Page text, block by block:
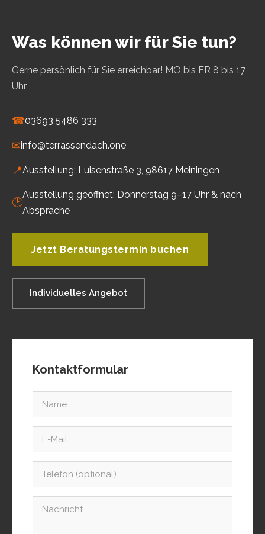
Was können wir für Sie tun?
Gerne persönlich für Sie erreichbar! MO bis FR 8 bis 17
Uhr
☎03693 5486 333
✉info@terrassendach.one
📍Ausstellung: Luisenstraße 3, 98617 Meiningen
🕑
Ausstellung geöffnet: Donnerstag 9–17 Uhr & nach
Absprache
Jetzt Beratungstermin buchen
Individuelles Angebot
Kontaktformular